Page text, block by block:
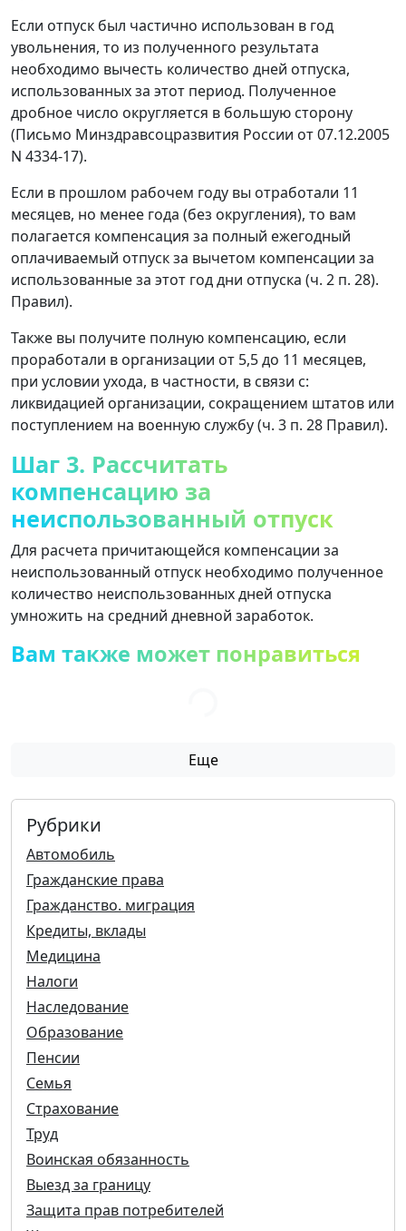
Если отпуск был частично использован в год
увольнения, то из полученного результата
необходимо вычесть количество дней отпуска,
использованных за этот период. Полученное
дробное число округляется в большую сторону
(Письмо Минздравсоцразвития России от 07.12.2005
N 4334-17).
Если в прошлом рабочем году вы отработали 11
месяцев, но менее года (без округления), то вам
полагается компенсация за полный ежегодный
оплачиваемый отпуск за вычетом компенсации за
использованные за этот год дни отпуска (ч. 2 п. 28).
Правил).
Также вы получите полную компенсацию, если
проработали в организации от 5,5 до 11 месяцев,
при условии ухода, в частности, в связи с:
ликвидацией организации, сокращением штатов или
поступлением на военную службу (ч. 3 п. 28 Правил).
Шаг 3. Рассчитать
компенсацию за
неиспользованный отпуск
Для расчета причитающейся компенсации за
неиспользованный отпуск необходимо полученное
количество неиспользованных дней отпуска
умножить на средний дневной заработок.
Вам также может понравиться
Еще
Рубрики
Автомобиль
Гражданские права
Гражданство. миграция
Кредиты, вклады
Медицина
Налоги
Наследование
Образование
Пенсии
Семья
Страхование
Труд
Воинская обязанность
Выезд за границу
Защита прав потребителей